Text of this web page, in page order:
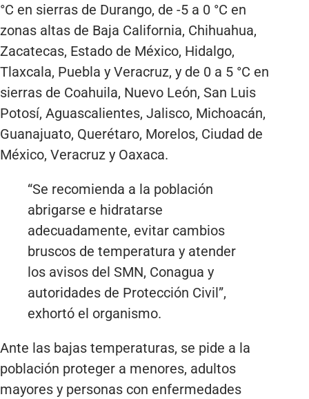
°C en sierras de Durango, de -5 a 0 °C en
zonas altas de Baja California, Chihuahua,
Zacatecas, Estado de México, Hidalgo,
Tlaxcala, Puebla y Veracruz, y de 0 a 5 °C en
sierras de Coahuila, Nuevo León, San Luis
Potosí, Aguascalientes, Jalisco, Michoacán,
Guanajuato, Querétaro, Morelos, Ciudad de
México, Veracruz y Oaxaca.
“Se recomienda a la población
abrigarse e hidratarse
adecuadamente, evitar cambios
bruscos de temperatura y atender
los avisos del SMN, Conagua y
autoridades de Protección Civil”,
exhortó el organismo.
Ante las bajas temperaturas, se pide a la
población proteger a menores, adultos
mayores y personas con enfermedades